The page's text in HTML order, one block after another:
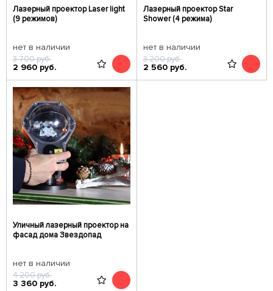
Лазерный проектор Laser light
(9 режимов)
нет в наличии
3 700руб.
2 960 руб.
Лазерный проектор Star
Shower (4 режима)
нет в наличии
3 200руб.
2 560 руб.
Уличный лазерный проектор на
фасад дома Звездопад
нет в наличии
4 200руб.
3 360 руб.